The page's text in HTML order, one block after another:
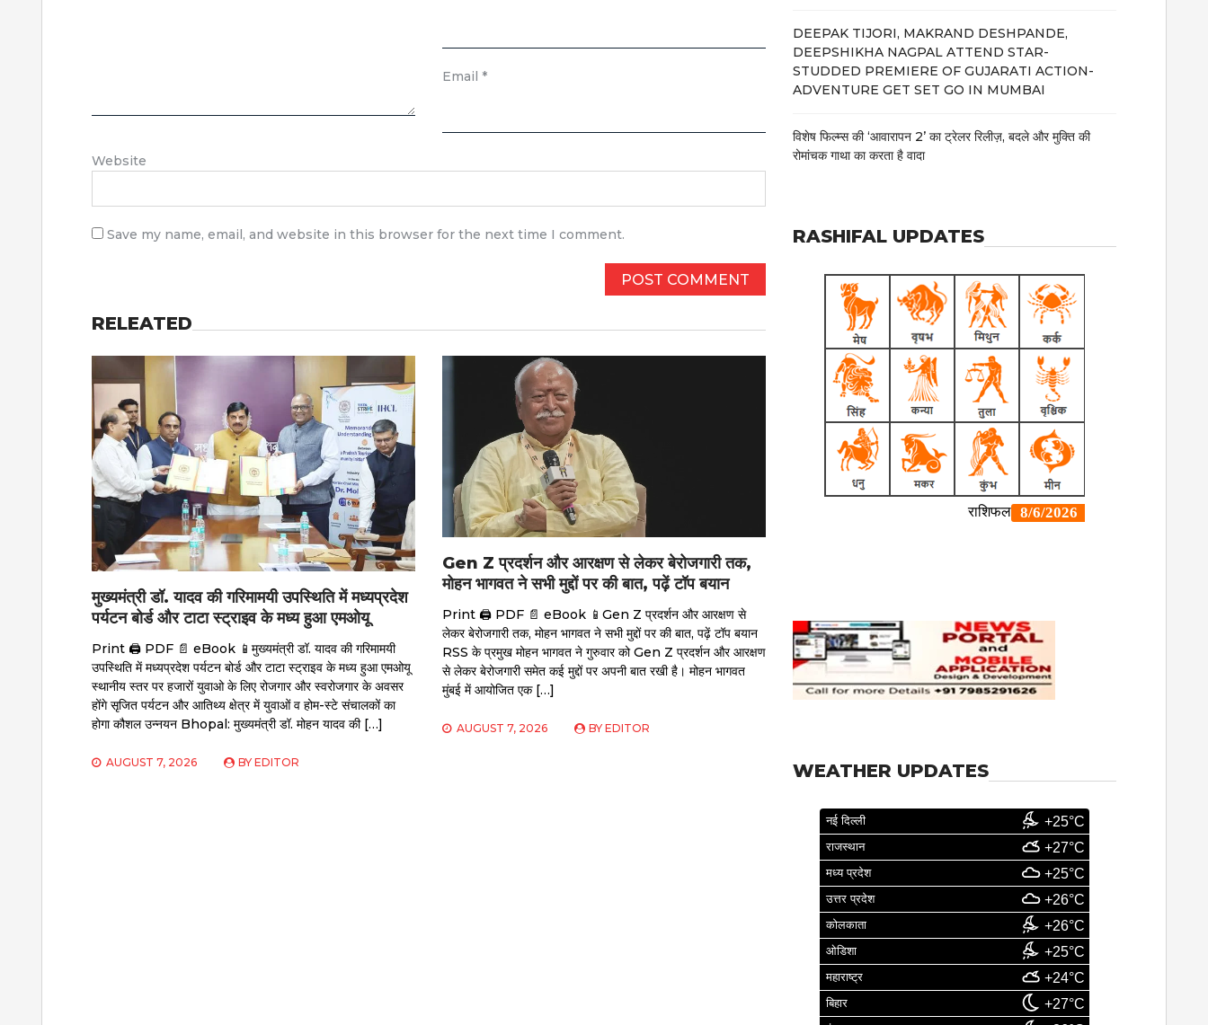
Email *
Website
Save my name, email, and website in this browser for the next time I comment.
RELEATED
मुख्यमंत्री डॉ. यादव की गरिमामयी उपस्थिति में मध्यप्रदेश
पर्यटन बोर्ड और टाटा स्ट्राइव के मध्य हुआ एमओयू
Print 🖨 PDF 📄 eBook 📱मुख्यमंत्री डॉ. यादव की गरिमामयी
उपस्थिति में मध्यप्रदेश पर्यटन बोर्ड और टाटा स्ट्राइव के मध्य हुआ एमओयू
स्थानीय स्तर पर हजारों युवाओ के लिए रोजगार और स्वरोजगार के अवसर
होंगे सृजित पर्यटन और आतिथ्य क्षेत्र में युवाओं व होम-स्टे संचालकों का
होगा कौशल उन्नयन Bhopal: मुख्यमंत्री डॉ. मोहन यादव की […]
AUGUST 7, 2026 BY EDITOR
Gen Z प्रदर्शन और आरक्षण से लेकर बेरोजगारी तक,
मोहन भागवत ने सभी मुद्दों पर की बात, पढ़ें टॉप बयान
Print 🖨 PDF 📄 eBook 📱Gen Z प्रदर्शन और आरक्षण से
लेकर बेरोजगारी तक, मोहन भागवत ने सभी मुद्दों पर की बात, पढ़ें टॉप बयान
RSS के प्रमुख मोहन भागवत ने गुरुवार को Gen Z प्रदर्शन और आरक्षण
से लेकर बेरोजगारी समेत कई मुद्दों पर अपनी बात रखी है। मोहन भागवत
मुंबई में आयोजित एक […]
AUGUST 7, 2026 BYEDITOR
DEEPAK TIJORI, MAKRAND DESHPANDE,
DEEPSHIKHA NAGPAL ATTEND STAR-
STUDDED PREMIERE OF GUJARATI ACTION-
ADVENTURE GET SET GO IN MUMBAI
विशेष फिल्म्स की ‘आवारापन 2’ का ट्रेलर रिलीज़, बदले और मुक्ति की
रोमांचक गाथा का करता है वादा
RASHIFAL UPDATES
WEATHER UPDATES
नई दिल्ली +25°C
राजस्थान +27°C
मध्य प्रदेश +25°C
उत्तर प्रदेश +26°C
कोलकाता +26°C
ओडिशा +25°C
महाराष्ट्र +24°C
बिहार +27°C